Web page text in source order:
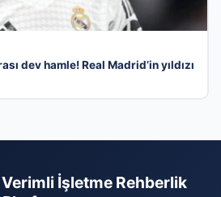
dev hamle! Real Madrid’in yıldızı
Verimli İşletme Rehberlik